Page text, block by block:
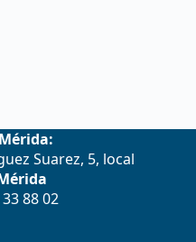
Suarez, 5, local
88 02